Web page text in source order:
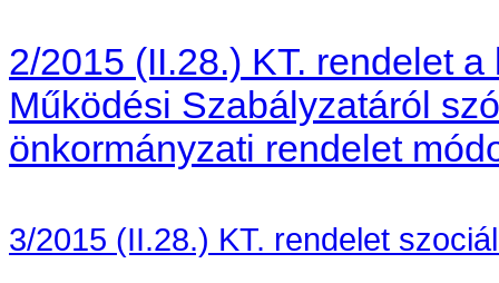
2/2015 (II.28.) KT. rendelet
Működési Szabályzatáról
önkormányzati rendelet
3/2015 (II.28.) KT. rendelet